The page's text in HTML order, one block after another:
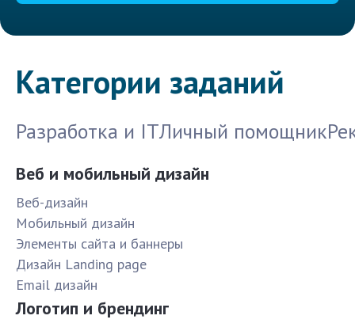
Категории заданий
Разработка и ITЛичный помощник
Веб и мобильный дизайн
Веб-дизайн
Мобильный дизайн
Элементы сайта и баннеры
Дизайн Landing page
Email дизайн
Логотип и брендинг